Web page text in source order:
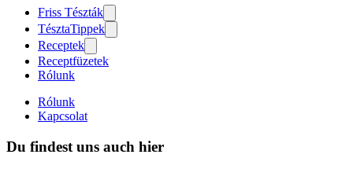
Friss Tészták
TésztaTippek
Receptek
Receptfüzetek
Rólunk
Rólunk
Kapcsolat
Du findest uns auch hier